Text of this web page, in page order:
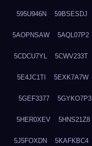
595U946N 59BSESDJ
5AOPNSAW 5AQL07P2
5CDCU7YL 5CWV233T
5E4JC1TI 5EXK7A7W
5GEF3377 5GYKO7P3
5HER0XEV 5HNS21Z8
5J5FOXDN 5KAFKBC4